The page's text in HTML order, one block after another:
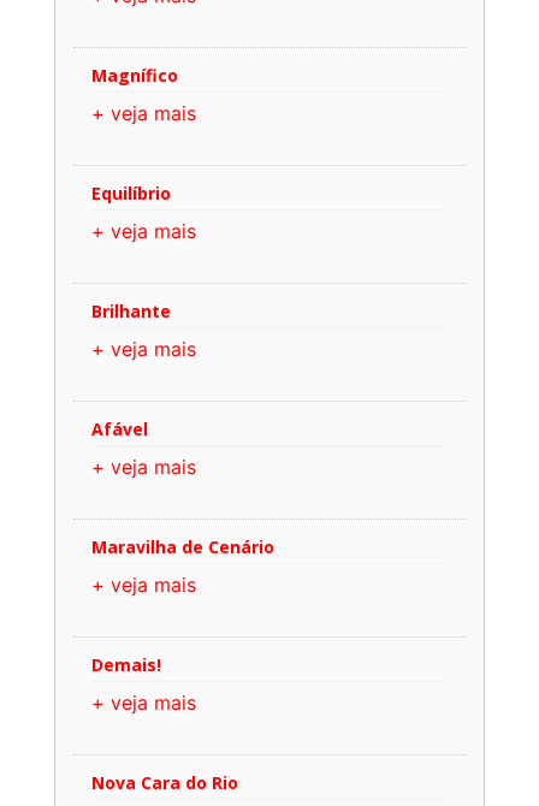
Magnífico
+ veja mais
Equilíbrio
+ veja mais
Brilhante
+ veja mais
Afável
+ veja mais
Maravilha de Cenário
+ veja mais
Demais!
+ veja mais
Nova Cara do Rio